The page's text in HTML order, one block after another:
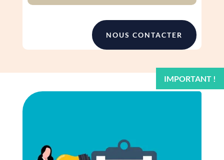
NOUS CONTACTER